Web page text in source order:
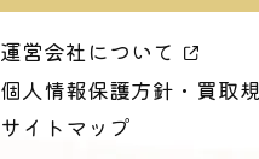
運営会社について
個人情報保護方針・買取
サイトマップ